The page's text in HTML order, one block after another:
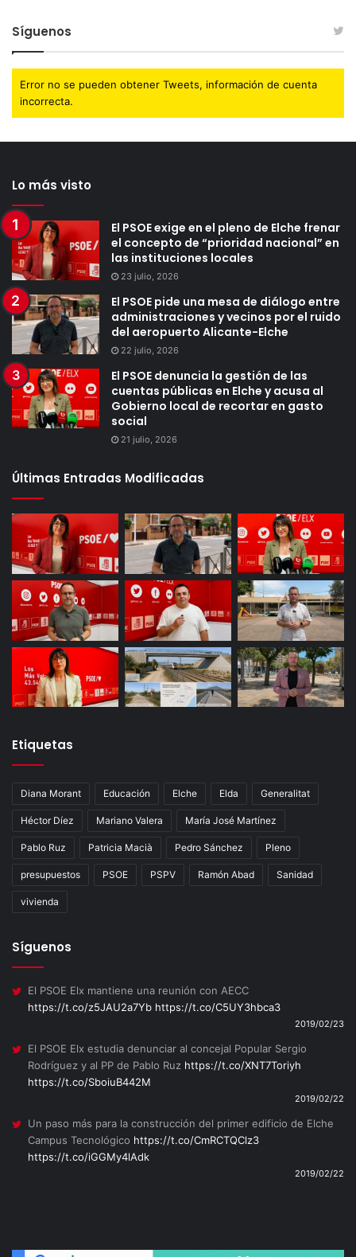
Síguenos
Error no se pueden obtener Tweets, información de cuenta
incorrecta.
Lo más visto
El PSOE exige en el pleno de Elche frenar
el concepto de “prioridad nacional” en
las instituciones locales
23 julio, 2026
El PSOE pide una mesa de diálogo entre
administraciones y vecinos por el ruido
del aeropuerto Alicante-Elche
22 julio, 2026
El PSOE denuncia la gestión de las
cuentas públicas en Elche y acusa al
Gobierno local de recortar en gasto
social
21 julio, 2026
Últimas Entradas Modificadas
Etiquetas
Diana Morant Educación Elche Elda Generalitat
Héctor Díez Mariano Valera María José Martínez
Pablo Ruz Patricia Macià Pedro Sánchez Pleno
presupuestos PSOE PSPV Ramón Abad Sanidad
vivienda
Síguenos
El PSOE Elx mantiene una reunión con AECC
https://t.co/z5JAU2a7Yb https://t.co/C5UY3hbca3
2019/02/23
El PSOE Elx estudia denunciar al concejal Popular Sergio
Rodríguez y al PP de Pablo Ruz https://t.co/XNT7Toriyh
https://t.co/SboiuB442M
2019/02/22
Un paso más para la construcción del primer edificio de Elche
Campus Tecnológico https://t.co/CmRCTQClz3
https://t.co/iGGMy4lAdk
2019/02/22